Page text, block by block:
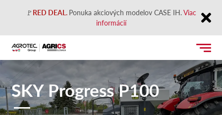
🚩RED DEAL. Ponuka akciových modelov CASE IH.Viac
informácií
Close
SKY Progress P100